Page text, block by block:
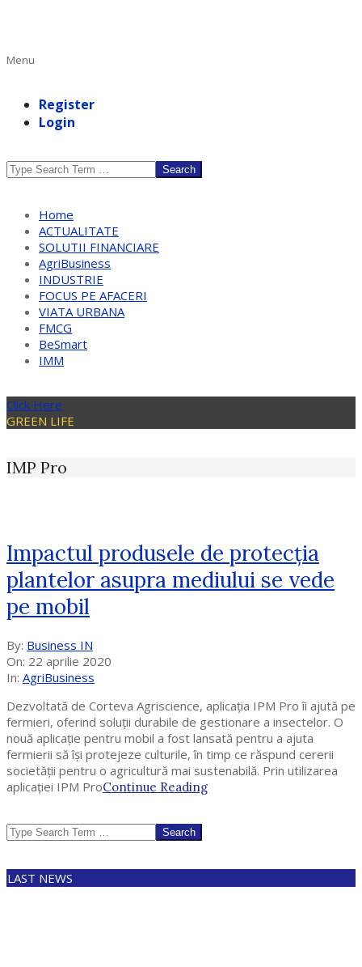
Primary
Menu
Register
Login
Search
Home
ACTUALITATE
SOLUTII FINANCIARE
AgriBusiness
INDUSTRIE
FOCUS PE AFACERI
VIATA URBANA
FMCG
BeSmart
IMM
Click Here
GREEN LIFE
IMP Pro
Impactul produsele de protecția
plantelor asupra mediului se vede
pe mobil
2020-
04-
22
By: Business IN
On: 22 aprilie 2020
In: AgriBusiness
Dezvoltată de Corteva Agriscience, aplicația IPM Pro îi ajută pe
fermieri, oferind soluții durabile de gestionare a insectelor. O
nouă aplicație pentru mobil a fost lansată pentru a ajuta
fermierii să își protejeze culturile, în timp ce răspund cererii
societății pentru o agricultură mai sustenabilă. Prin utilizarea
aplicației IPM ProContinue Reading
Search
LAST NEWS